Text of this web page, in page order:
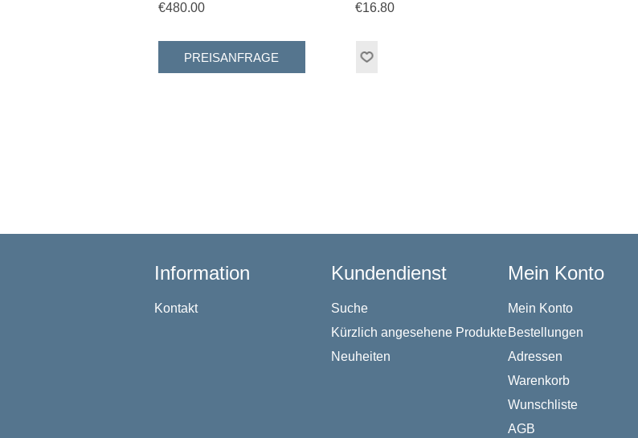
€480.00 €16.80
Information
Kontakt
Kundendienst
Suche
Kürzlich angesehene Produkte
Neuheiten
Mein Konto
Mein Konto
Bestellungen
Adressen
Warenkorb
Wunschliste
AGB